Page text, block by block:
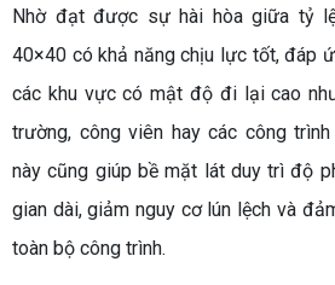
Nhờ đạt được sự hài hòa giữa tỷ
40×40 có khả năng chịu lực tốt, đáp
các khu vực có mật độ đi lại cao
trường, công viên hay các công
này cũng giúp bề mặt lát duy trì độ
gian dài, giảm nguy cơ lún lệch và
toàn bộ công trình.